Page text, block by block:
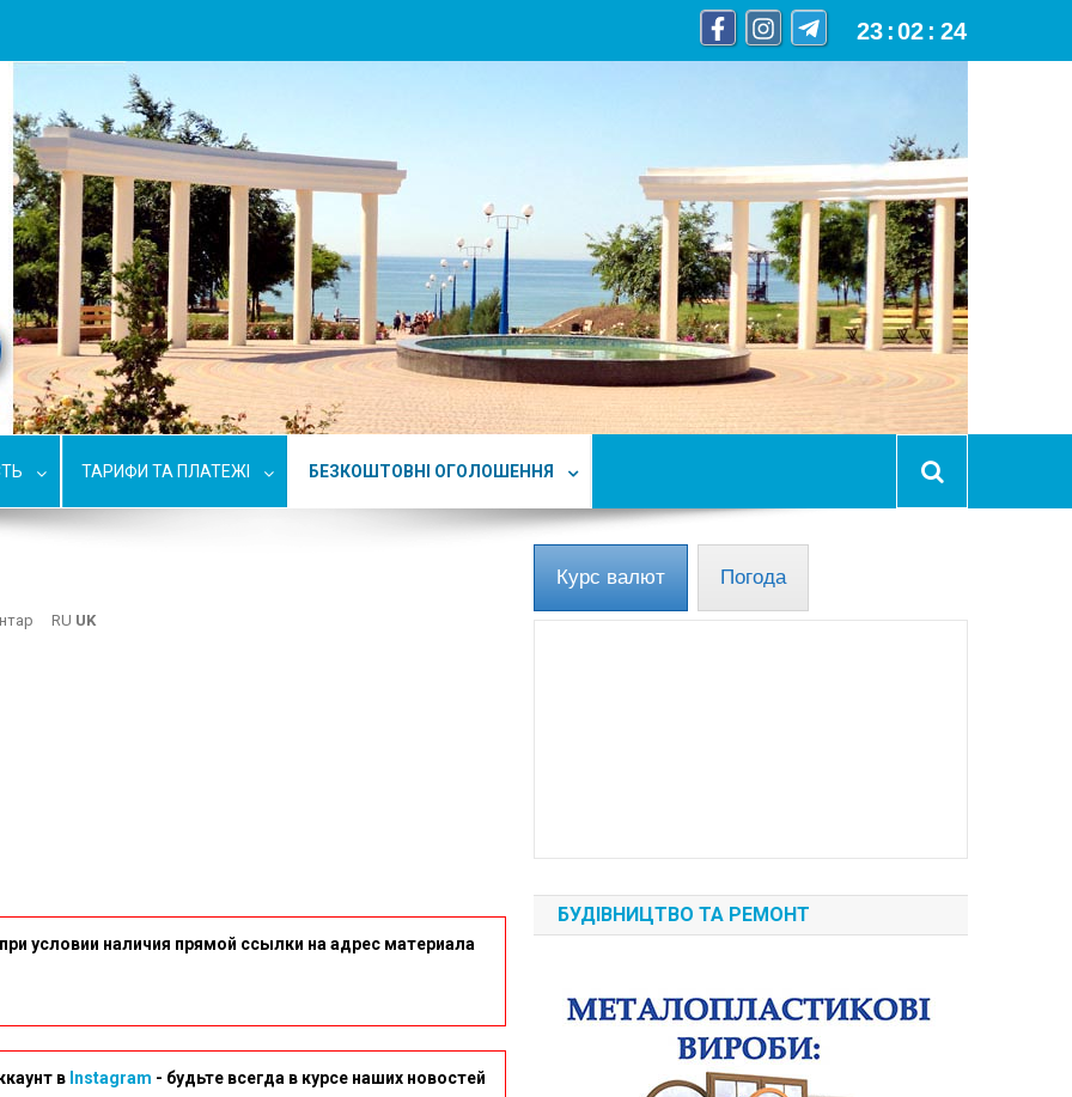
23 :02 : 25
ТАРИФИ ТА ПЛАТЕЖІ БЕЗКОШТОВНІ ОГОЛОШЕННЯ
RU UK
условии наличия прямой ссылки на адрес материала
в Instagram - будьте всегда в курсе наших новостей
Курс валют Погода
БУДІВНИЦТВО ТА РЕМОНТ